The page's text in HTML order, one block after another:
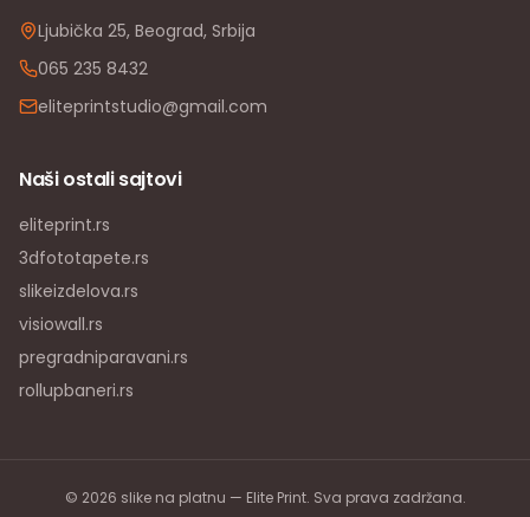
Ljubička 25, Beograd, Srbija
065 235 8432
eliteprintstudio@gmail.com
Naši ostali sajtovi
eliteprint.rs
3dfototapete.rs
slikeizdelova.rs
visiowall.rs
pregradniparavani.rs
rollupbaneri.rs
© 2026 slike na platnu — Elite Print. Sva prava zadržana.